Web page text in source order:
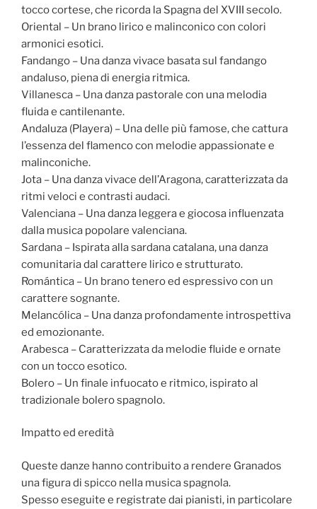
tocco cortese, che ricorda la Spagna del XVIII secolo.
Oriental – Un brano lirico e malinconico con colori
armonici esotici.
Fandango – Una danza vivace basata sul fandango
andaluso, piena di energia ritmica.
Villanesca – Una danza pastorale con una melodia
fluida e cantilenante.
Andaluza (Playera) – Una delle più famose, che cattura
l’essenza del flamenco con melodie appassionate e
malinconiche.
Jota – Una danza vivace dell’Aragona, caratterizzata da
ritmi veloci e contrasti audaci.
Valenciana – Una danza leggera e giocosa influenzata
dalla musica popolare valenciana.
Sardana – Ispirata alla sardana catalana, una danza
comunitaria dal carattere lirico e strutturato.
Romántica – Un brano tenero ed espressivo con un
carattere sognante.
Melancólica – Una danza profondamente introspettiva
ed emozionante.
Arabesca – Caratterizzata da melodie fluide e ornate
con un tocco esotico.
Bolero – Un finale infuocato e ritmico, ispirato al
tradizionale bolero spagnolo.
Impatto ed eredità
Queste danze hanno contribuito a rendere Granados
una figura di spicco nella musica spagnola.
Spesso eseguite e registrate dai pianisti, in particolare